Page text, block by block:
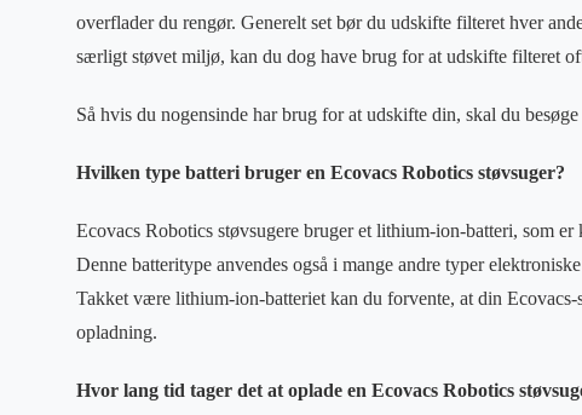
overflader du rengør. Generelt set bør du udskifte filteret hver
særligt støvet miljø, kan du dog have brug for at udskifte filteret
Så hvis du nogensinde har brug for at udskifte din, skal du
Hvilken type batteri bruger en Ecovacs Robotics støvsuger?
Ecovacs Robotics støvsugere bruger et lithium-ion-batteri, som
Denne batteritype anvendes også i mange andre typer
Takket være lithium-ion-batteriet kan du forvente, at din
opladning.
Hvor lang tid tager det at oplade en Ecovacs Robotics